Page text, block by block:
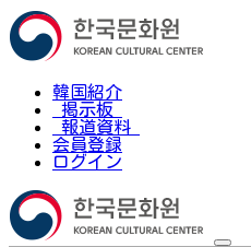
韓国紹介
掲示板
報道資料
会員登録
ログイン